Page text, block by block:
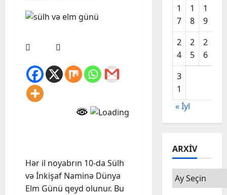
Hər il noyabrın 10-da Sülh
və İnkişaf Naminə Dünya
Elm Günü qeyd olunur. Bu
1
7
1
8
1
9
2
4
2
5
2
6
3
1
« İyl
ARXIV
Arxiv